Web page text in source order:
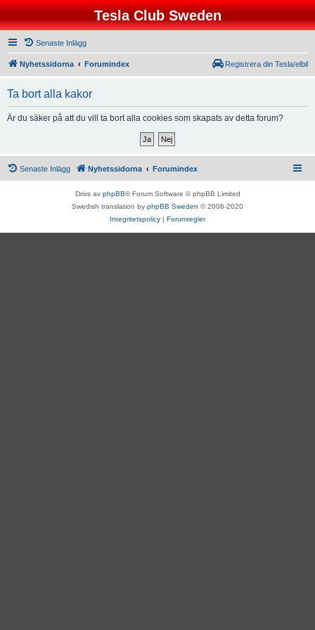
Tesla Club Sweden
Senaste Inlägg
Nyhetssidorna Forumindex Registrera din Tesla/elbil
Ta bort alla kakor
Är du säker på att du vill ta bort alla cookies som skapats av detta forum?
Senaste Inlägg Nyhetssidorna Forumindex
Drivs av phpBB® Forum Software © phpBB Limited
Swedish translation by phpBB Sweden © 2006-2020
Integritetspolicy | Forumregler